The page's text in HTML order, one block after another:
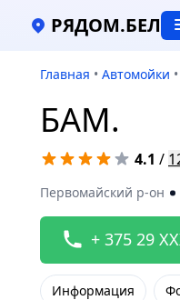
РЯДОМ.БЕЛ
Главная • Автомойки •
БАМ.
4.1 /
Первомайский р-он
+ 375 29
Информация